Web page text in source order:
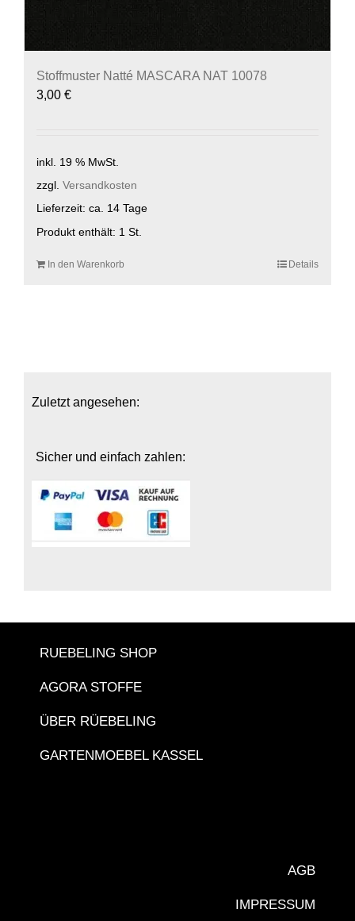
Stoffmuster Natté MASCARA NAT 10078
3,00 €
inkl. 19 % MwSt.
zzgl. Versandkosten
Lieferzeit: ca. 14 Tage
Produkt enthält: 1 St.
In den Warenkorb Details
Zuletzt angesehen:
Sicher und einfach zahlen:
RUEBELING SHOP
AGORA STOFFE
ÜBER RÜEBELING
GARTENMOEBEL KASSEL
AGB
IMPRESSUM